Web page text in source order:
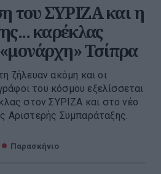
του ΣΥΡΙΖΑ και η
καρέκλας
Τσίπρα
ζήλευαν ακόμη και οι
του κόσμου εξελίσσεται
στον ΣΥΡΙΖΑ και στο νέο
Αριστερής Συμπαράταξης.
Παρασκήνιο